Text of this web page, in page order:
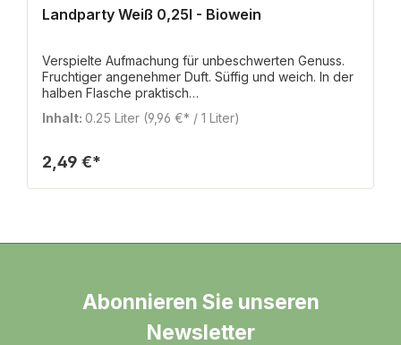
Landparty Weiß 0,25l - Biowein
Verspielte Aufmachung für unbeschwerten Genuss.
Fruchtiger angenehmer Duft. Süffig und weich. In der
halben Flasche praktisch
mitzunehmen.Zutatenverzeichnis:Bio Trauben, Bio
Saccharose, Milchsäure, L-Ascorbinsäure,
Unter Schutzatmosphäre abgefüllt.Nährwertangaben
je 100 mlBrennwert276 kJ / 66
kcalKohlenhydrate2,4 gdavon Zucker1,6 gEnthält
Inhalt: 0.25 Liter (9,96 €* / 1 Liter)
2,49 €*
Abonnieren Sie unseren
Newsletter